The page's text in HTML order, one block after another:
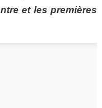
et les premières